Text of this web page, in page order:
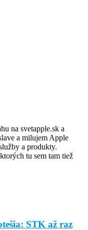
na svetapple.sk a
a milujem Apple
a produkty.
tu sem tam tiež
STK až raz